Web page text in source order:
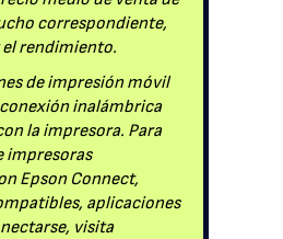
correspondiente,
el rendimiento.
de impresión móvil
inalámbrica
la impresora. Para
impresoras
Epson Connect,
aplicaciones
visita